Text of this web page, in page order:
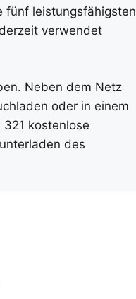
fünf leistungsfähigsten
verwendet
Neben dem Netz
oder in einem
kostenlose
des